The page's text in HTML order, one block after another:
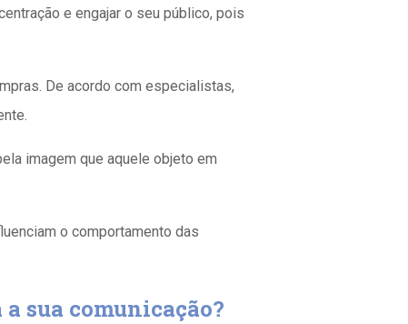
e engajar o seu público, pois
De acordo com especialistas,
imagem que aquele objeto em
o comportamento das
sua comunicação?